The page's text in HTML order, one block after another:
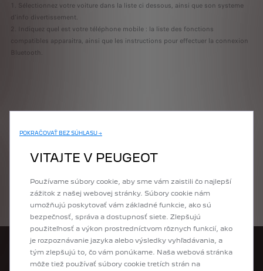
Sélectionnez votre voiture dans la liste ci dessous, ainsi que son systeme
d'info divertissement.
Indiquez quel est votre téléphone mobile : la liste des fonctions
compatibles apparaitra, ainsi que les instructions pour effectuer la connexion
Bluetooth.
VYHĽADAŤ PREDAJCU
POKRAČOVAŤ BEZ SÚHLASU →
VITAJTE V PEUGEOT
Používame súbory cookie, aby sme vám zaistili čo najlepší
zážitok z našej webovej stránky. Súbory cookie nám
umožňujú poskytovať vám základné funkcie, ako sú
bezpečnosť, správa a dostupnosť siete. Zlepšujú
použiteľnosť a výkon prostredníctvom rôznych funkcií, ako
je rozpoznávanie jazyka alebo výsledky vyhľadávania, a
tým zlepšujú to, čo vám ponúkame. Naša webová stránka
môže tiež používať súbory cookie tretích strán na